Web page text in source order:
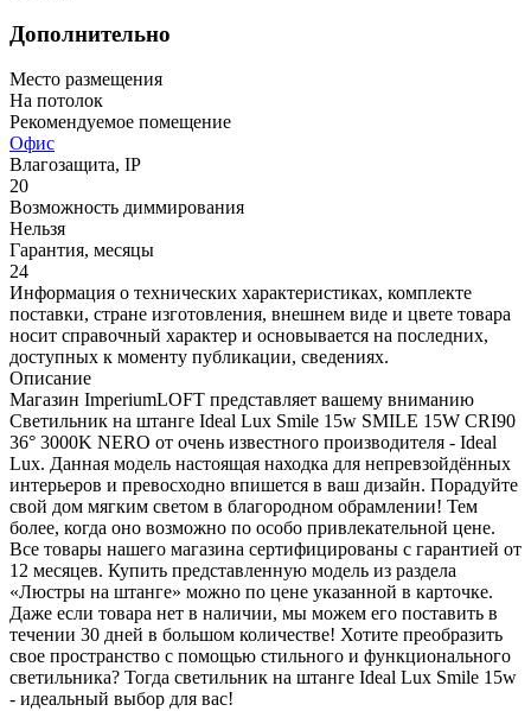
Дополнительно
Место размещения
На потолок
Рекомендуемое помещение
Офис
Влагозащита, IP
20
Возможность диммирования
Нельзя
Гарантия, месяцы
24
Информация о технических характеристиках, комплекте
поставки, стране изготовления, внешнем виде и цвете товара
носит справочный характер и основывается на последних,
доступных к моменту публикации, сведениях.
Описание
Магазин ImperiumLOFT представляет вашему вниманию
Светильник на штанге Ideal Lux Smile 15w SMILE 15W CRI90
36° 3000K NERO от очень известного производителя - Ideal
Lux. Данная модель настоящая находка для непревзойдённых
интерьеров и превосходно впишется в ваш дизайн. Порадуйте
свой дом мягким светом в благородном обрамлении! Тем
более, когда оно возможно по особо привлекательной цене.
Все товары нашего магазина сертифицированы с гарантией от
12 месяцев. Купить представленную модель из раздела
«Люстры на штанге» можно по цене указанной в карточке.
Даже если товара нет в наличии, мы можем его поставить в
течении 30 дней в большом количестве! Хотите преобразить
свое пространство с помощью стильного и функционального
светильника? Тогда светильник на штанге Ideal Lux Smile 15w
- идеальный выбор для вас!